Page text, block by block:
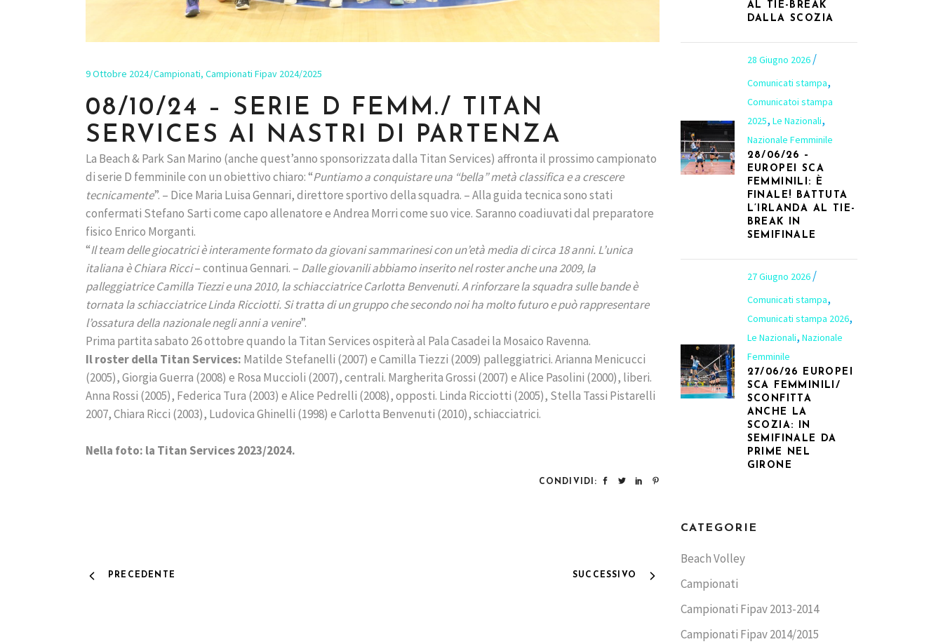
9 Ottobre 2024 Campionati, Campionati Fipav 2024/2025
08/10/24 – SERIE D FEMM./ TITAN
SERVICES AI NASTRI DI PARTENZA
La Beach & Park San Marino (anche quest’anno sponsorizzata dalla Titan Services) affronta il prossimo campionato
di serie D femminile con un obiettivo chiaro: “Puntiamo a conquistare una “bella” metà classifica e a crescere
tecnicamente”. – Dice Maria Luisa Gennari, direttore sportivo della squadra. – Alla guida tecnica sono stati
confermati Stefano Sarti come capo allenatore e Andrea Morri come suo vice. Saranno coadiuvati dal preparatore
fisico Enrico Morganti.
“Il team delle giocatrici è interamente formato da giovani sammarinesi con un’età media di circa 18 anni. L’unica
italiana è Chiara Ricci– continua Gennari. – Dalle giovanili abbiamo inserito nel roster anche una 2009, la
palleggiatrice Camilla Tiezzi e una 2010, la schiacciatrice Carlotta Benvenuti. A rinforzare la squadra sulle bande è
tornata la schiacciatrice Linda Ricciotti. Si tratta di un gruppo che secondo noi ha molto futuro e può rappresentare
l’ossatura della nazionale negli anni a venire”.
Prima partita sabato 26 ottobre quando la Titan Services ospiterà al Pala Casadei la Mosaico Ravenna.
Il roster della Titan Services: Matilde Stefanelli (2007) e Camilla Tiezzi (2009) palleggiatrici. Arianna Menicucci
(2005), Giorgia Guerra (2008) e Rosa Muccioli (2007), centrali. Margherita Grossi (2007) e Alice Pasolini (2000), liberi.
Anna Rossi (2005), Federica Tura (2003) e Alice Pedrelli (2008), opposti. Linda Ricciotti (2005), Stella Tassi Pistarelli
2007, Chiara Ricci (2003), Ludovica Ghinelli (1998) e Carlotta Benvenuti (2010), schiacciatrici.
Nella foto: la Titan Services 2023/2024.
CONDIVIDI:
PRECEDENTE SUCCESSIVO
AL TIE-BREAK
DALLA SCOZIA
28 Giugno 2026
Comunicati stampa,
Comunicatoi stampa
2025, Le Nazionali,
Nazionale Femminile
28/06/26 –
EUROPEI SCA
FEMMINILI: È
FINALE! BATTUTA
L’IRLANDA AL TIE-
BREAK IN
SEMIFINALE
27 Giugno 2026
Comunicati stampa,
Comunicati stampa 2026,
Le Nazionali, Nazionale
Femminile
27/06/26 EUROPEI
SCA FEMMINILI/
SCONFITTA
ANCHE LA
SCOZIA: IN
SEMIFINALE DA
PRIME NEL
GIRONE
CATEGORIE
Beach Volley
Campionati
Campionati Fipav 2013-2014
Campionati Fipav 2014/2015